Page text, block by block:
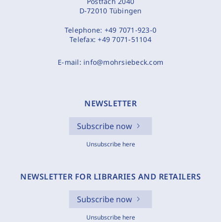
D-72010 Tübingen
Telephone: +49 7071-923-0
Telefax:+49 7071-51104
E-mail: info@mohrsiebeck.com
NEWSLETTER
Subscribe now
Unsubscribe here
NEWSLETTER FOR LIBRARIES AND RETAILERS
Subscribe now
Unsubscribe here